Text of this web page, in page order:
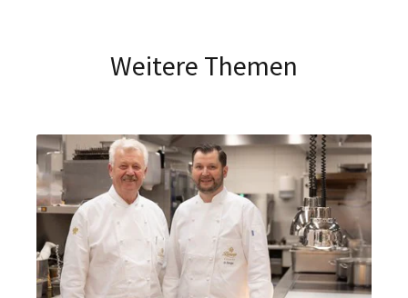
Weitere Themen